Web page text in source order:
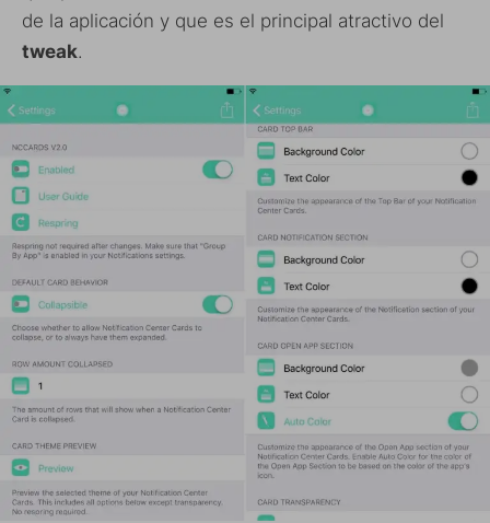
de la aplicación y que es el principal atractivo del
tweak.